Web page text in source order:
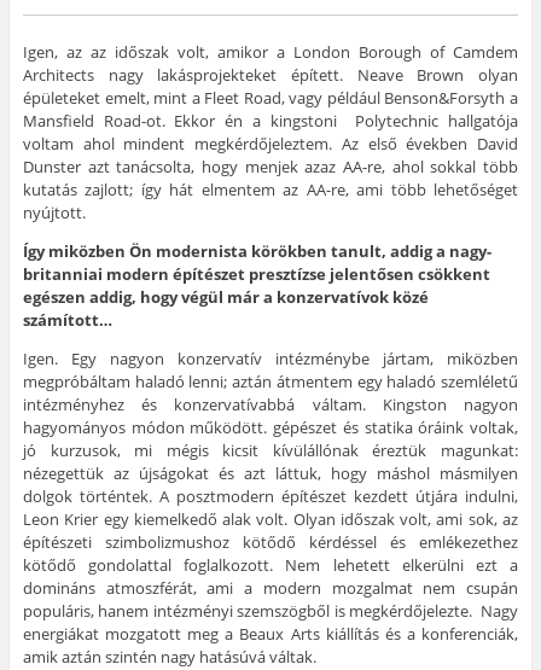
Igen, az az időszak volt, amikor a London Borough of Camdem
Architects nagy lakásprojekteket épített. Neave Brown olyan
épületeket emelt, mint a Fleet Road, vagy például Benson&Forsyth a
Mansfield Road-ot. Ekkor én a kingstoni Polytechnic hallgatója
voltam ahol mindent megkérdőjeleztem. Az első években David
Dunster azt tanácsolta, hogy menjek azaz AA-re, ahol sokkal több
kutatás zajlott; így hát elmentem az AA-re, ami több lehetőséget
nyújtott.
Így miközben Ön modernista körökben tanult, addig a nagy-
britanniai modern építészet presztízse jelentősen csökkent
egészen addig, hogy végül már a konzervatívok közé
számított…
Igen. Egy nagyon konzervatív intézménybe jártam, miközben
megpróbáltam haladó lenni; aztán átmentem egy haladó szemléletű
intézményhez és konzervatívabbá váltam. Kingston nagyon
hagyományos módon működött. gépészet és statika óráink voltak,
jó kurzusok, mi mégis kicsit kívülállónak éreztük magunkat:
nézegettük az újságokat és azt láttuk, hogy máshol másmilyen
dolgok történtek. A posztmodern építészet kezdett útjára indulni,
Leon Krier egy kiemelkedő alak volt. Olyan időszak volt, ami sok, az
építészeti szimbolizmushoz kötődő kérdéssel és emlékezethez
kötődő gondolattal foglalkozott. Nem lehetett elkerülni ezt a
domináns atmoszférát, ami a modern mozgalmat nem csupán
populáris, hanem intézményi szemszögből is megkérdőjelezte. Nagy
energiákat mozgatott meg a Beaux Arts kiállítás és a konferenciák,
amik aztán szintén nagy hatásúvá váltak.